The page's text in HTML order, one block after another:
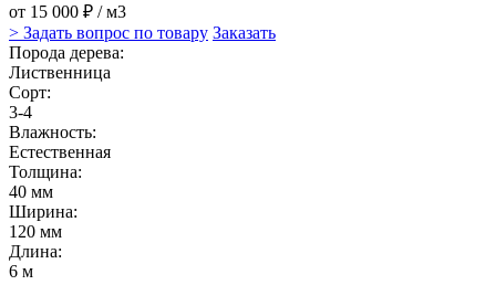
от 15 000 ₽ / м3
> Задать вопрос по товару Заказать
Порода дерева:
Лиственница
Сорт:
3-4
Влажность:
Естественная
Толщина:
40 мм
Ширина:
120 мм
Длина:
6 м